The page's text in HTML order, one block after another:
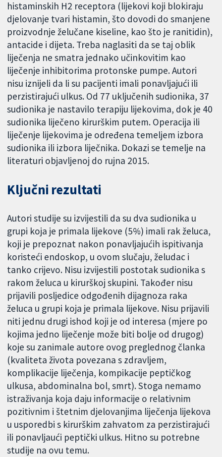
histaminskih H2 receptora (lijekovi koji blokiraju
djelovanje tvari histamin, što dovodi do smanjene
proizvodnje želučane kiseline, kao što je ranitidin),
antacide i dijeta. Treba naglasiti da se taj oblik
liječenja ne smatra jednako učinkovitim kao
liječenje inhibitorima protonske pumpe. Autori
nisu iznijeli da li su pacijenti imali ponavljajući ili
perzistirajući ulkus. Od 77 uključenih sudionika, 37
sudionika je nastavilo terapiju lijekovima, dok je 40
sudionika liječeno kirurškim putem. Operacija ili
liječenje lijekovima je određena temeljem izbora
sudionika ili izbora liječnika. Dokazi se temelje na
literaturi objavljenoj do rujna 2015.
Ključni rezultati
Autori studije su izvijestili da su dva sudionika u
grupi koja je primala lijekove (5%) imali rak želuca,
koji je prepoznat nakon ponavljajućih ispitivanja
koristeći endoskop, u ovom slučaju, želudac i
tanko crijevo. Nisu izvijestili postotak sudionika s
rakom želuca u kirurškoj skupini. Također nisu
prijavili posljedice odgođenih dijagnoza raka
želuca u grupi koja je primala lijekove. Nisu prijavili
niti jednu drugi ishod koji je od interesa (mjere po
kojima jedno liječenje može biti bolje od drugog)
koje su zanimale autore ovog preglednog članka
(kvaliteta života povezana s zdravljem,
komplikacije liječenja, kompikacije peptičkog
ulkusa, abdominalna bol, smrt). Stoga nemamo
istraživanja koja daju informacije o relativnim
pozitivnim i štetnim djelovanjima liječenja lijekova
u usporedbi s kirurškim zahvatom za perzistirajući
ili ponavljaući peptički ulkus. Hitno su potrebne
studije na ovu temu.